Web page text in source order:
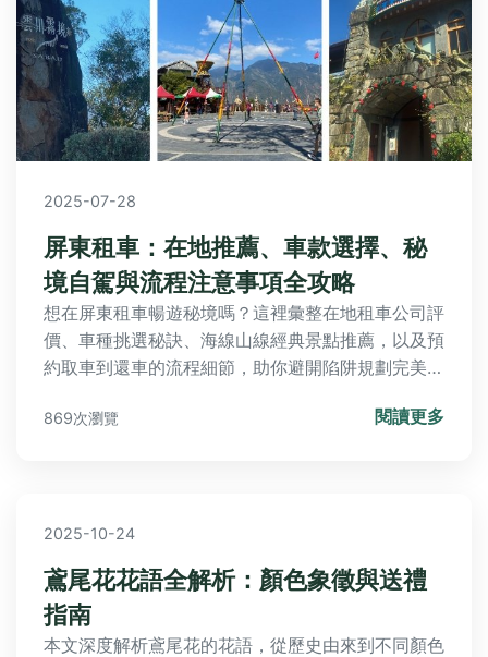
2025-07-28
屏東租車：在地推薦、車款選擇、秘
境自駕與流程注意事項全攻略
想在屏東租車暢遊秘境嗎？這裡彙整在地租車公司評
價、車種挑選秘訣、海線山線經典景點推薦，以及預
約取車到還車的流程細節，助你避開陷阱規劃完美自
869次瀏覽 閱讀更多
2025-10-24
鳶尾花花語全解析：顏色象徵與送禮
指南
本文深度解析鳶尾花的花語，從歷史由來到不同顏色